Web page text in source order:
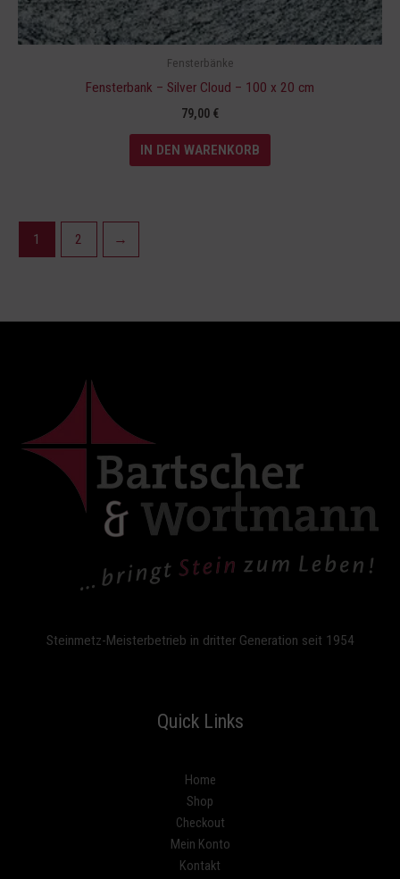
Fensterbänke
Fensterbank – Silver Cloud – 100 x 20 cm
79,00 €
IN DEN WARENKORB
1 2 →
Steinmetz-Meisterbetrieb in dritter Generation seit 1954
Quick Links
Home
Shop
Checkout
Mein Konto
Kontakt